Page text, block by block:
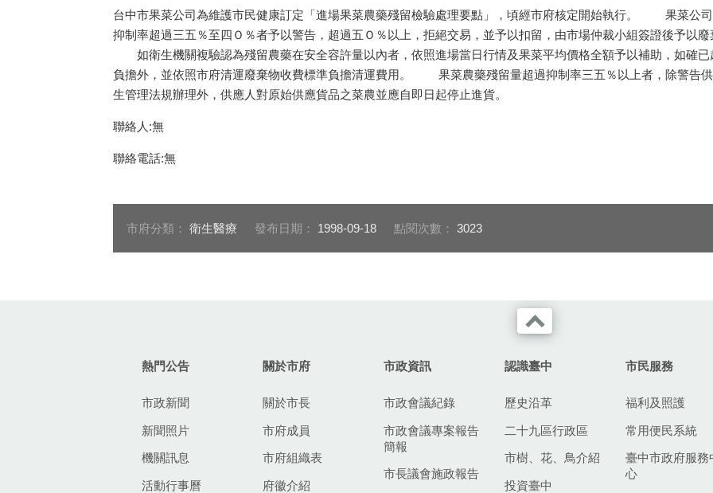
台中市果菜公司為維護市民健康訂定「進場果菜農藥殘留檢驗處理要點」，頃經市府核定開始執行。 果菜公
抑制率超過三五％至四Ｏ％者予以警告，超過五Ｏ％以上，拒絕交易，並予以扣留，由市場仲裁小組簽證後予以
如衛生機關複驗認為殘留農藥在安全容許量以內者，依照進場當日行情及果菜平均價格全額予以補助，如確已
負擔外，並依照市府清運廢棄物收費標準負擔清運費用。 果菜農藥殘留量超過抑制率三五％以上者，除警告
生管理法規辦理外，供應人對原始供應貨品之菜農並應自即日起停止進貨。
聯絡人:無
聯絡電話:無
市府分類： 衛生醫療 發布日期： 1998-09-18 點閱次數： 3023
熱門公告
市政新聞
新聞照片
機關訊息
活動行事曆
關於市府
關於市長
市府成員
市府組織表
府徽介紹
市政資訊
市政會議紀錄
市政會議專案報告
簡報
市長議會施政報告
認識臺中
歷史沿革
二十九區行政區
市樹、花、鳥介紹
投資臺中
市民服務
福利及照護
常用便民系統
臺中市政府服務
心